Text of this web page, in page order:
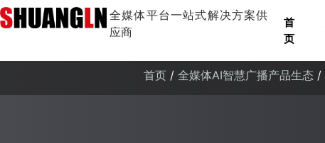
全媒体平台一站式解决方案供
应商
首
页
首页/ 全媒体AI智慧广播产品生态/